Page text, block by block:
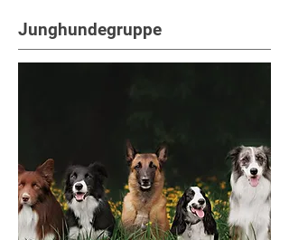
Junghundegruppe